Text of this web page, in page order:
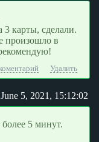
3 карты, сделали.
произошло в
Удалить
June 5, 2021, 15:12:02
5 минут.